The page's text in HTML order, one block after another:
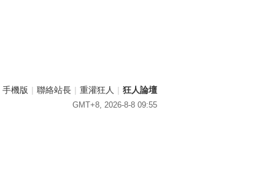
手機版 | 聯絡站長 | 重灌狂人 | 狂人論壇
GMT+8, 2026-8-8 09:55